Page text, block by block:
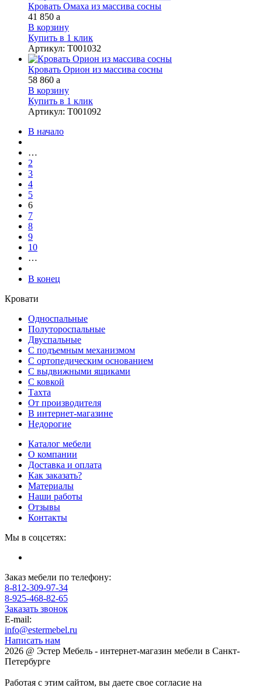
Кровать Омаха из массива сосны
41 850 a
В корзину
Купить в 1 клик
Артикул: Т001032
Кровать Орион из массива сосны
58 860 a
В корзину
Купить в 1 клик
Артикул: Т001092
В начало
…
2
3
4
5
6
7
8
9
10
…
В конец
Кровати
Односпальные
Полутороспальные
Двуспальные
С подъемным механизмом
С ортопедическим основанием
С выдвижными ящиками
С ковкой
Тахта
От производителя
В интернет-магазине
Недорогие
Каталог мебели
О компании
Доставка и оплата
Как заказать?
Материалы
Наши работы
Отзывы
Контакты
Мы в соцсетях:
Заказ мебели по телефону:
8-812-309-97-34
8-925-468-82-65
Заказать звонок
E-mail:
info@estermebel.ru
Написать нам
2026 @ Эстер Мебель - интернет-магазин мебели в Санкт-
Петербурге
Работая с этим сайтом, вы даете свое согласие на